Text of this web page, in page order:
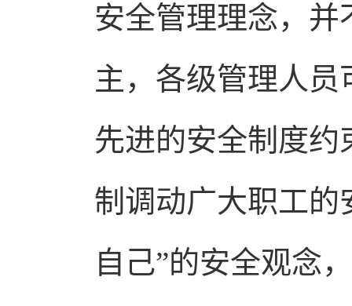
安全管理理念，
主，各级管理人
先进的安全制度
制调动广大职工的
自己”的安全观念